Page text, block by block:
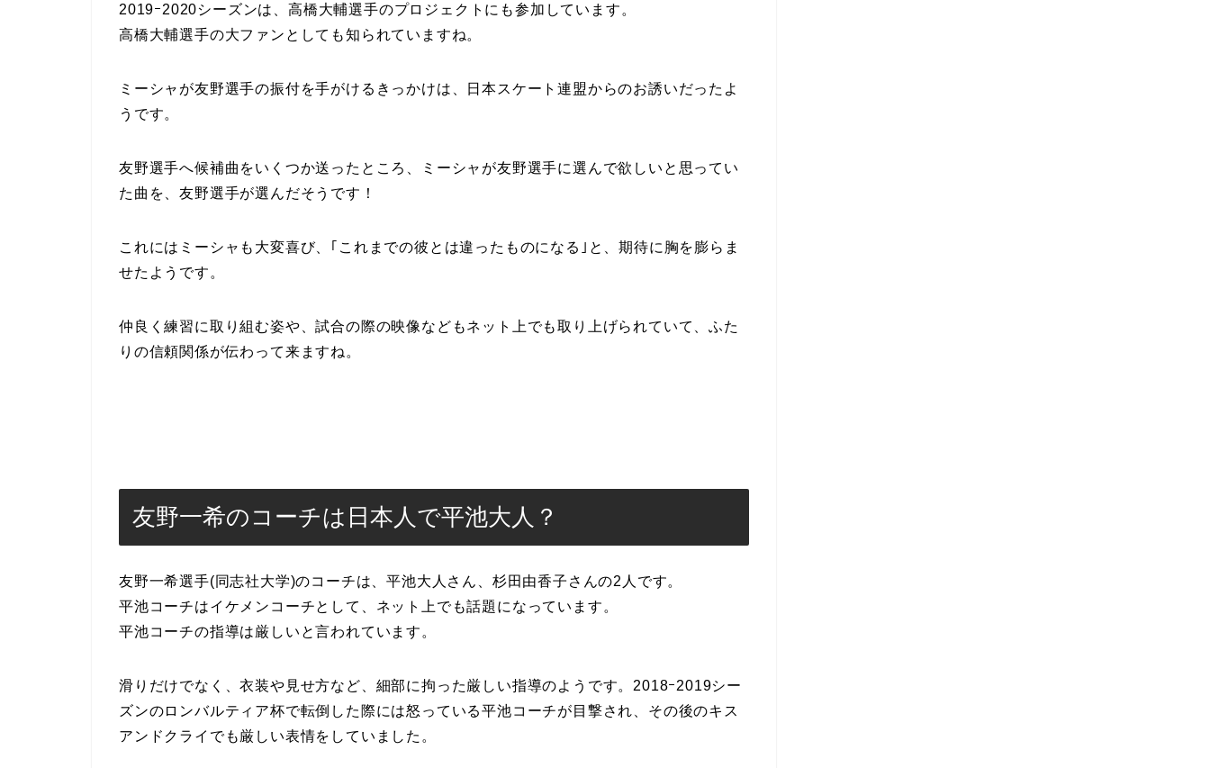
2019ｰ2020シーズンは、高橋大輔選手のプロジェクトにも参加しています。
高橋大輔選手の大ファンとしても知られていますね。
ミーシャが友野選手の振付を手がけるきっかけは、日本スケート連盟からのお誘いだったよ
うです。
友野選手へ候補曲をいくつか送ったところ、ミーシャが友野選手に選んで欲しいと思ってい
た曲を、友野選手が選んだそうです！
これにはミーシャも大変喜び、｢これまでの彼とは違ったものになる｣と、期待に胸を膨らま
せたようです。
仲良く練習に取り組む姿や、試合の際の映像などもネット上でも取り上げられていて、ふた
りの信頼関係が伝わって来ますね。
友野一希のコーチは日本人で平池大人？
友野一希選手(同志社大学)のコーチは、平池大人さん、杉田由香子さんの2人です。
平池コーチはイケメンコーチとして、ネット上でも話題になっています。
平池コーチの指導は厳しいと言われています。
滑りだけでなく、衣装や見せ方など、細部に拘った厳しい指導のようです。2018ｰ2019シー
ズンのロンバルティア杯で転倒した際には怒っている平池コーチが目撃され、その後のキス
アンドクライでも厳しい表情をしていました。